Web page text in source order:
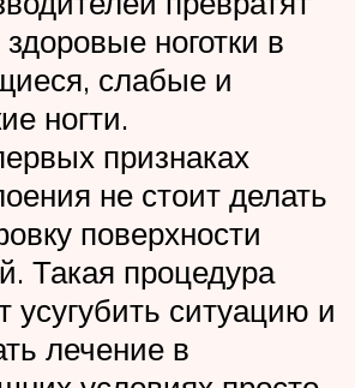
ноготки в
слабые и
ногти.
признаках
не стоит делать
поверхности
Такая процедура
усугубить ситуацию и
лечение в